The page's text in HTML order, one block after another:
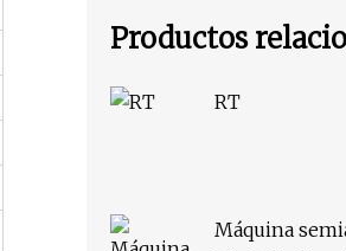
Productos
RT
Máquina